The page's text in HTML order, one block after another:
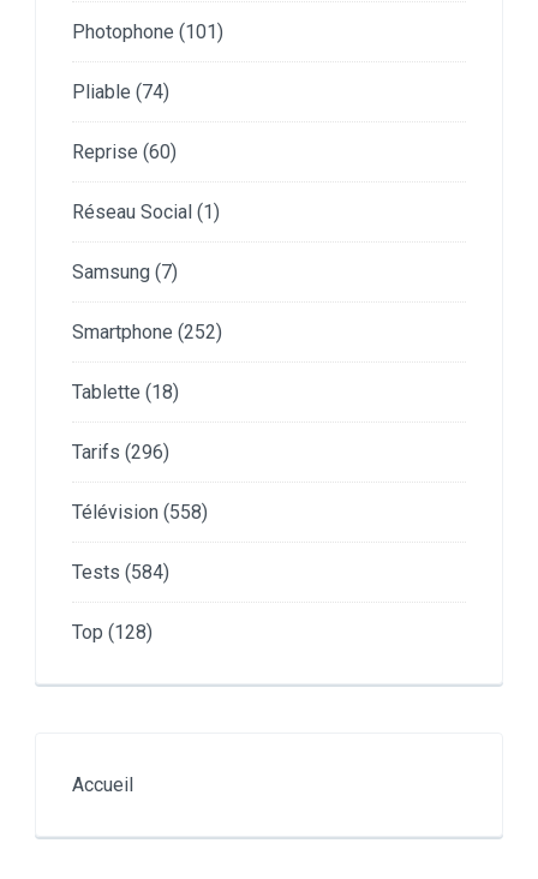
Photophone (101)
Pliable (74)
Reprise (60)
Réseau Social (1)
Samsung (7)
Smartphone (252)
Tablette (18)
Tarifs (296)
Télévision (558)
Tests (584)
Top (128)
Accueil